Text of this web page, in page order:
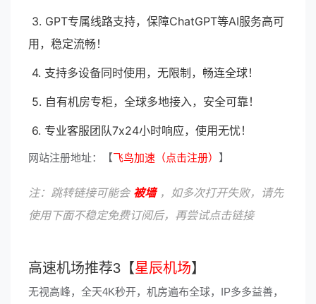
3. GPT专属线路支持，保障ChatGPT等AI服务高可
用，稳定流畅！
4. 支持多设备同时使用，无限制，畅连全球！
5. 自有机房专柜，全球多地接入，安全可靠！
6. 专业客服团队7x24小时响应，使用无忧！
网站注册地址：【飞鸟加速（点击注册） 】
注：跳转链接可能会 被墙，如多次打开失败，请先
使用下面不稳定免费订阅后，再尝试点击链接
高速机场推荐3【星辰机场】
无视高峰，全天4K秒开，机房遍布全球，IP多多益善，